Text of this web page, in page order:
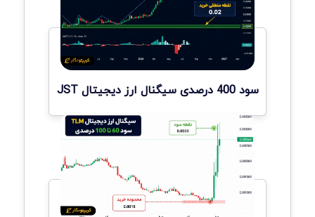
سود 400 درصدی سیگنال ارز دیجیتال JST